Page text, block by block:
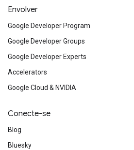
Envolver
Google Developer Program
Google Developer Groups
Google Developer Experts
Accelerators
Google Cloud & NVIDIA
Conecte-se
Blog
Bluesky